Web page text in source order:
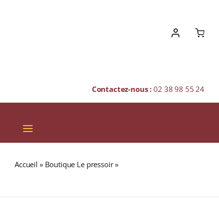
Contactez-nous :02 38 98 55 24
Toggle
Navigation
SPIRITUEUX
Accueil » Boutique Le pressoir»